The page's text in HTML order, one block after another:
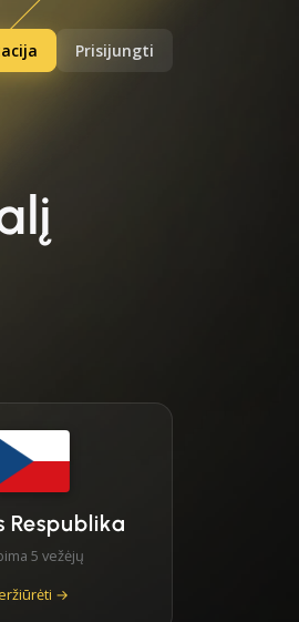
Prisijungti
Respublika
5 vežėjų
→